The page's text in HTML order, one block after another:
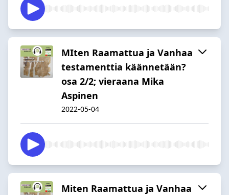
MIten Raamattua ja Vanhaa
testamenttia käännetään?
osa 2/2; vieraana Mika
Aspinen
2022-05-04
Miten Raamattua ja Vanhaa